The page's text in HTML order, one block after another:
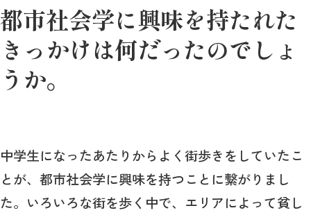
都市社会学に興味を持たれた
きっかけは何だったのでしょ
うか。
中学生になったあたりからよく街歩きをしていたこ
とが、都市社会学に興味を持つことに繋がりまし
た。いろいろな街を歩く中で、エリアによって貧し